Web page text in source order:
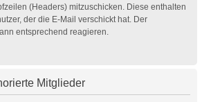
(Headers) mitzuschicken. Diese enthalten
der die E-Mail verschickt hat. Der
entsprechend reagieren.
Mitglieder